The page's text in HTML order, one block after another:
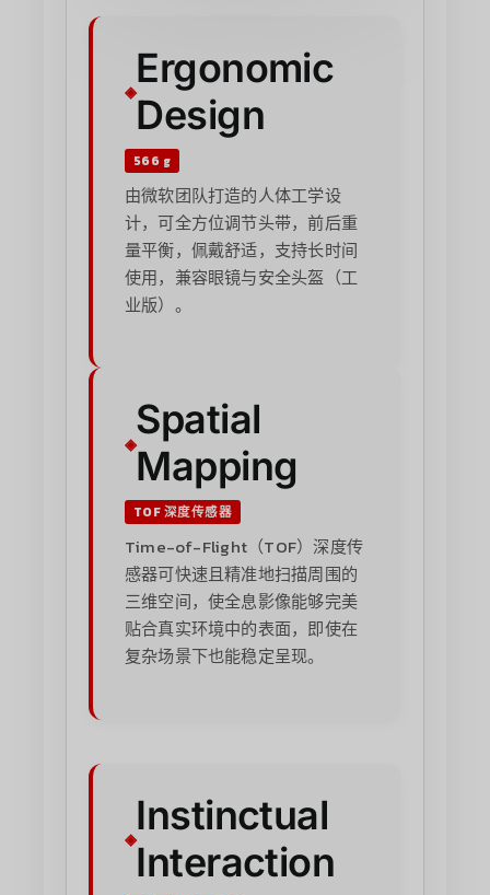
Ergonomic
Design
566 g
由微软团队打造的人体工学设
计，可全方位调节头带，前后重
量平衡，佩戴舒适，支持长时间
使用，兼容眼镜与安全头盔（工
业版）。
Spatial
Mapping
TOF 深度传感器
Time-of-Flight（TOF）深度传
感器可快速且精准地扫描周围的
三维空间，使全息影像能够完美
贴合真实环境中的表面，即使在
复杂场景下也能稳定呈现。
Instinctual
Interaction